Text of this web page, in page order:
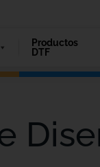
Productos
DTF